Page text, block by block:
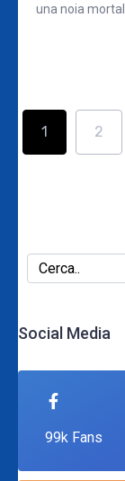
una noia
1 2
Social Media
99k Fans